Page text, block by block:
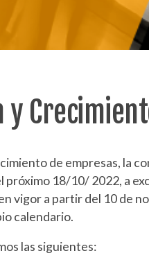
y
de empresas, la
18/10/ 2022, a
vigor a partir del 10 de
calendario.
las siguientes: